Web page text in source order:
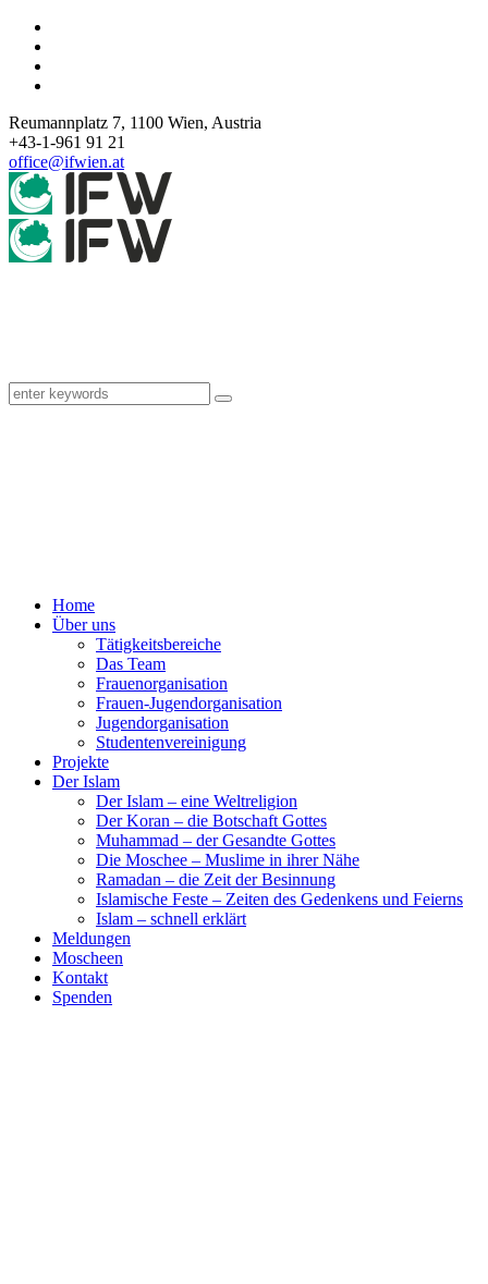
Reumannplatz 7, 1100 Wien, Austria
+43-1-961 91 21
office@ifwien.at
Home
Über uns
Tätigkeitsbereiche
Das Team
Frauenorganisation
Frauen-Jugendorganisation
Jugendorganisation
Studentenvereinigung
Projekte
Der Islam
Der Islam – eine Weltreligion
Der Koran – die Botschaft Gottes
Muhammad – der Gesandte Gottes
Die Moschee – Muslime in ihrer Nähe
Ramadan – die Zeit der Besinnung
Islamische Feste – Zeiten des Gedenkens und Feierns
Islam – schnell erklärt
Meldungen
Moscheen
Kontakt
Spenden